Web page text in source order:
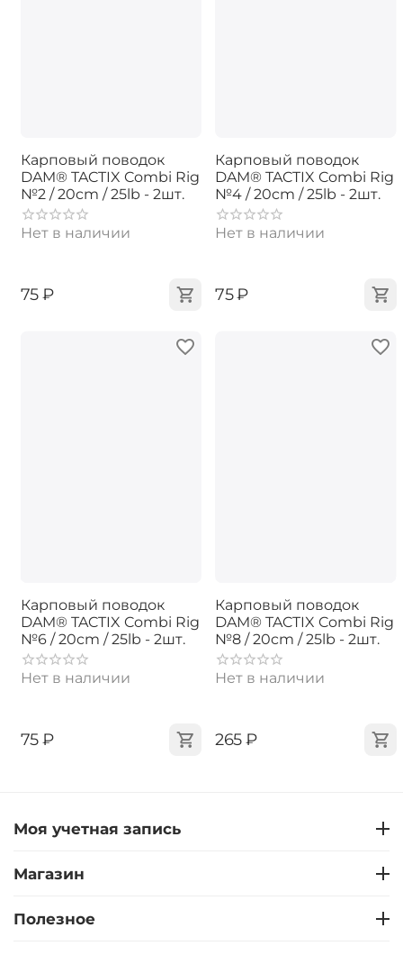
Карповый поводок
DAM® TACTIX Combi Rig
№2 / 20cm / 25lb - 2шт.
Нет в наличии
‍75‍₽
Карповый поводок
DAM® TACTIX Combi Rig
№4 / 20cm / 25lb - 2шт.
Нет в наличии
‍75‍₽
Карповый поводок
DAM® TACTIX Combi Rig
№6 / 20cm / 25lb - 2шт.
Нет в наличии
‍75‍₽
Карповый поводок
DAM® TACTIX Combi Rig
№8 / 20cm / 25lb - 2шт.
Нет в наличии
‍265‍₽
Моя учетная запись
Магазин
Полезное